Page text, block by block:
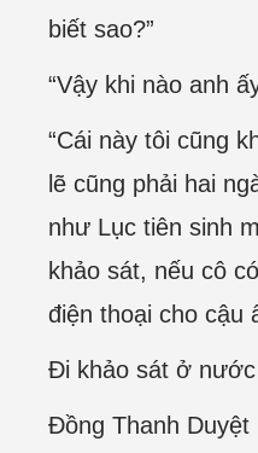
biết sao?”
“Vậy khi nào anh
“Cái này tôi cũng
lẽ cũng phải hai
như Lục tiên sinh
khảo sát, nếu cô
điện thoại cho cậu
Đi khảo sát ở
Đồng Thanh Duyệt